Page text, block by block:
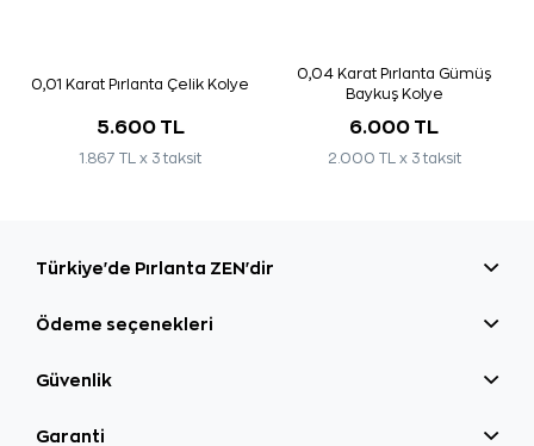
0,01 Karat Pırlanta Çelik Kolye
5.600 TL
1.867 TL x 3 taksit
0,04 Karat Pırlanta Gümüş
Baykuş Kolye
6.000 TL
2.000 TL x 3 taksit
Türkiye'de Pırlanta ZEN'dir
Ödeme seçenekleri
Güvenlik
Garanti